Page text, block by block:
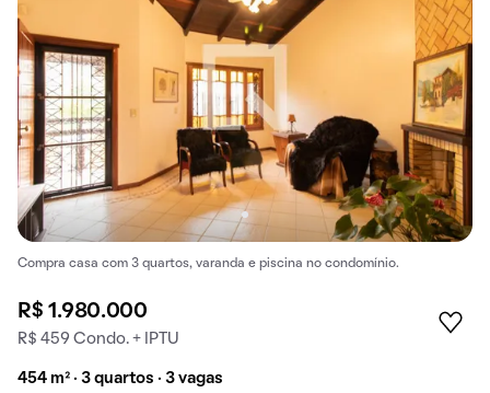
Compra casa com 3 quartos, varanda e piscina no condomínio.
R$ 1.980.000
R$ 459 Condo. + IPTU
454 m² · 3 quartos · 3 vagas